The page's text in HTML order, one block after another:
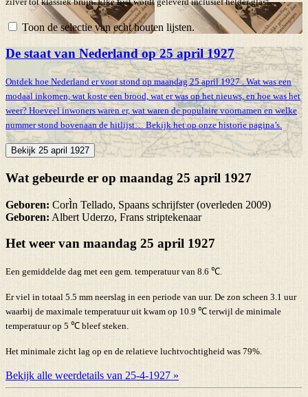
Toon de selectie van echt houten lijsten.
De staat van Nederland op 25 april 1927
Ontdek hoe Nederland er voor stond op maandag 25 april 1927 . Wat was een
modaal inkomen, wat koste een brood, wat er was op het nieuws, en hoe was het
weer? Hoeveel inwoners waren er, wat waren de populaire voornamen en welke
nummer stond bovenaan de hitlijst… Bekijk het op onze historie pagina’s.
Bekijk 25 april 1927
Wat gebeurde er op maandag 25 april 1927
Geboren: CorÌn Tellado, Spaans schrijfster (overleden 2009)
Geboren: Albert Uderzo, Frans striptekenaar
Het weer van maandag 25 april 1927
Een gemiddelde dag met een gem. temperatuur van 8.6 ℃.
Er viel in totaal 5.5 mm neerslag in een periode van uur. De zon scheen 3.1 uur
waarbij de maximale temperatuur uit kwam op 10.9 ℃ terwijl de minimale
temperatuur op 5 ℃ bleef steken.
Het minimale zicht lag op en de relatieve luchtvochtigheid was 79%.
Bekijk alle weerdetails van 25-4-1927 »